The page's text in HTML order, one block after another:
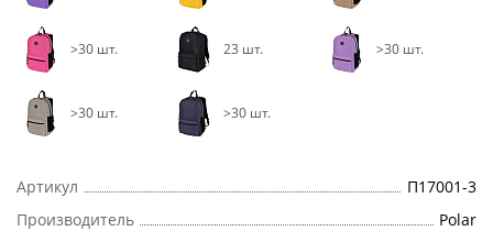
>30 шт. 23 шт. >30 шт.
>30 шт. >30 шт.
Артикул
П17001-3
Производитель
Polar